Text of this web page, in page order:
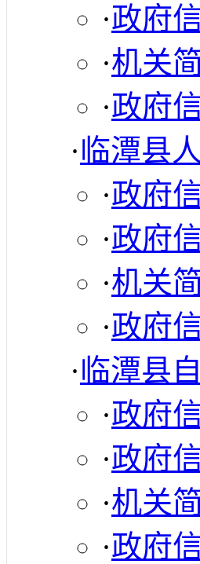
·政府
·机关
·政府
·临潭县
·政府
·政府
·机关
·政府
·临潭县
·政府
·政府
·机关
·政府